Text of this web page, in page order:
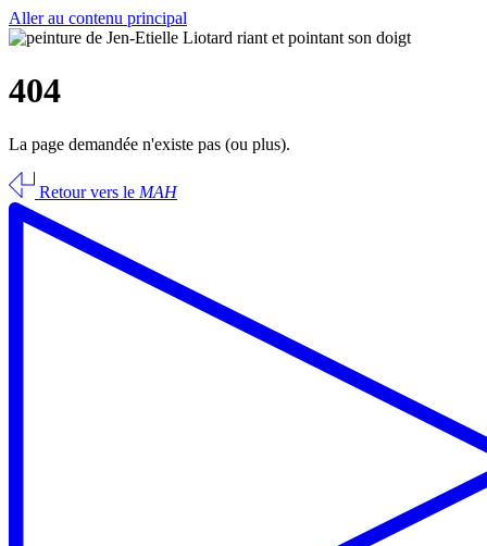
Aller au contenu principal
404
La page demandée n'existe pas (ou plus).
Retour vers le MAH